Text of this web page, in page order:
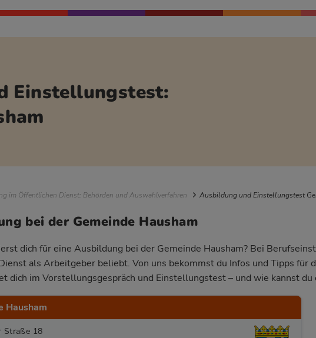
Einstellungstest:
Navigation
im Öffentlichen Dienst: Behörden und Auswahlverfahren Ausbildung und Einstellungstest
bei der Gemeinde Hausham
dich für eine Ausbildung bei der Gemeinde Hausham? Bei
als Arbeitgeber beliebt. Von uns bekommst du Infos und Tipps für
dich im Vorstellungsgespräch und Einstellungstest – und wie kannst du
Hausham
Straße 18